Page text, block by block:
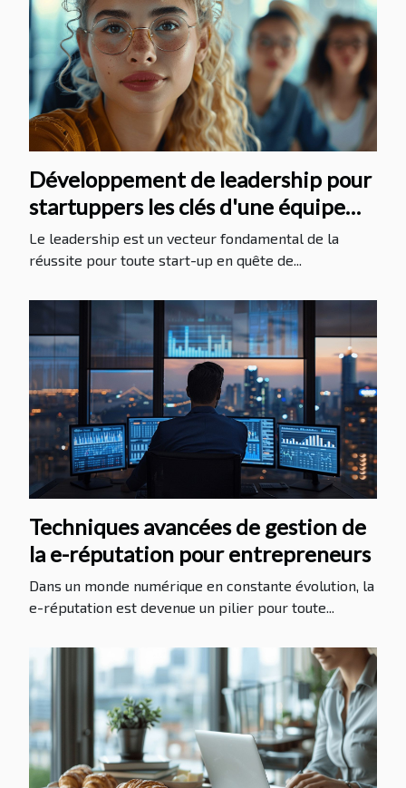
Développement de leadership pour
startuppers les clés d'une équipe
performante
Le leadership est un vecteur fondamental de la
réussite pour toute start-up en quête de...
Techniques avancées de gestion de
la e-réputation pour entrepreneurs
Dans un monde numérique en constante évolution, la
e-réputation est devenue un pilier pour toute...